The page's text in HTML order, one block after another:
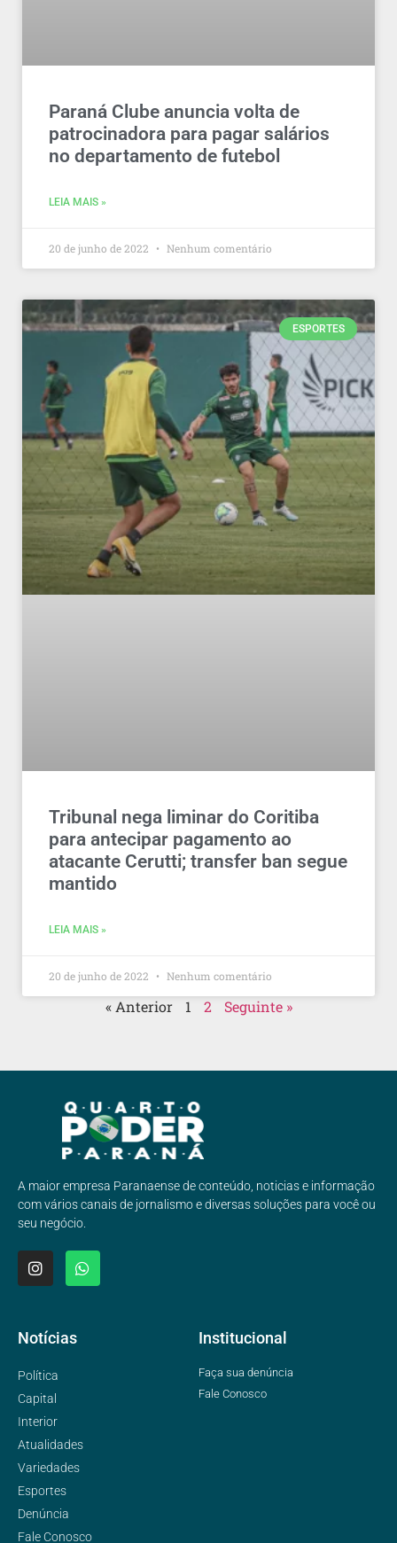
Paraná Clube anuncia volta de
patrocinadora para pagar salários
no departamento de futebol
LEIA MAIS »
20 de junho de 2022 Nenhum comentário
ESPORTES
Tribunal nega liminar do Coritiba
para antecipar pagamento ao
atacante Cerutti; transfer ban segue
mantido
LEIA MAIS »
20 de junho de 2022 Nenhum comentário
« Anterior 1 2 Seguinte »
A maior empresa Paranaense de conteúdo, noticias e informação
com vários canais de jornalismo e diversas soluções para você ou
seu negócio.
Notícias
Política
Capital
Interior
Atualidades
Variedades
Esportes
Denúncia
Fale Conosco
Institucional
Faça sua denúncia
Fale Conosco